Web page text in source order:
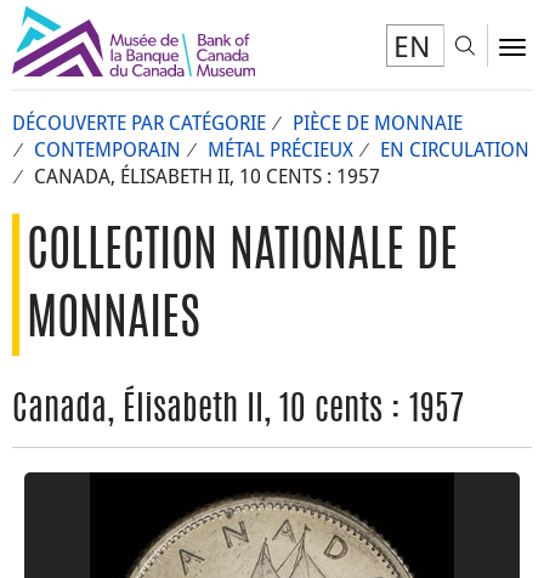
EN
DÉCOUVERTE PAR CATÉGORIE
PIÈCE DE MONNAIE
CONTEMPORAIN
MÉTAL PRÉCIEUX
EN CIRCULATION
CANADA, ÉLISABETH II, 10 CENTS : 1957
COLLECTION NATIONALE DE
MONNAIES
Canada, Élisabeth II, 10 cents : 1957